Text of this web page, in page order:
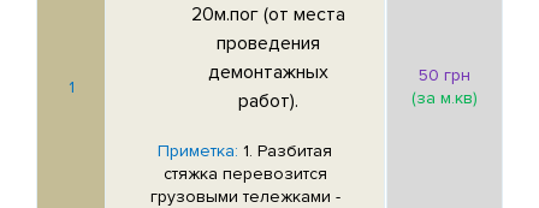
1
20м.пог (от места
проведения
демонтажных
работ).
Приметка: 1. Разбитая
стяжка перевозится
грузовыми тележками -
50 грн
(за м.кв)